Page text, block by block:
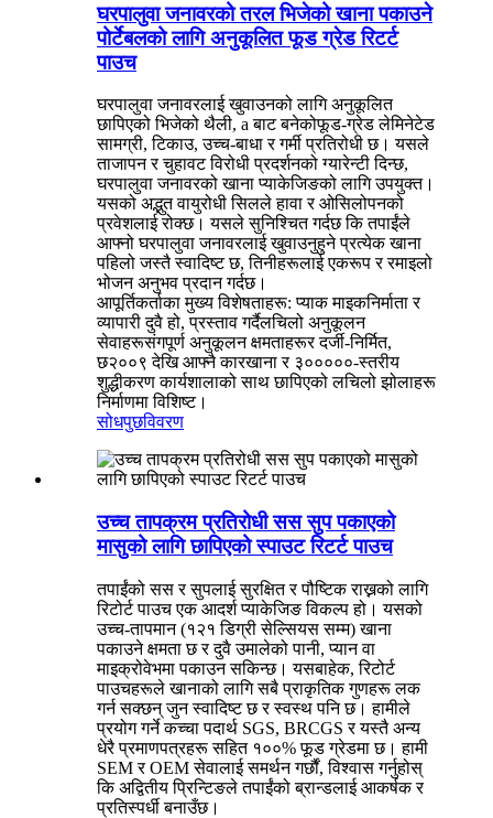
घरपालुवा जनावरको तरल भिजेको खाना पकाउने
पोर्टेबलको लागि अनुकूलित फूड ग्रेड रिटर्ट
पाउच
घरपालुवा जनावरलाई खुवाउनको लागि अनुकूलित
छापिएको भिजेको थैली, a बाट बनेकोफूड-ग्रेड लेमिनेटेड
सामग्री, टिकाउ, उच्च-बाधा र गर्मी प्रतिरोधी छ। यसले
ताजापन र चुहावट विरोधी प्रदर्शनको ग्यारेन्टी दिन्छ,
घरपालुवा जनावरको खाना प्याकेजिङको लागि उपयुक्त।
यसको अद्भुत वायुरोधी सिलले हावा र ओसिलोपनको
प्रवेशलाई रोक्छ। यसले सुनिश्चित गर्दछ कि तपाईंले
आफ्नो घरपालुवा जनावरलाई खुवाउनुहुने प्रत्येक खाना
पहिलो जस्तै स्वादिष्ट छ, तिनीहरूलाई एकरूप र रमाइलो
भोजन अनुभव प्रदान गर्दछ।
आपूर्तिकर्ताका मुख्य विशेषताहरू: प्याक माइकनिर्माता र
व्यापारी दुवै हो, प्रस्ताव गर्दैलचिलो अनुकूलन
सेवाहरूसंगपूर्ण अनुकूलन क्षमताहरूर दर्जी-निर्मित,
छ२००९ देखि आफ्नै कारखाना र ३०००००-स्तरीय
शुद्धीकरण कार्यशालाको साथ छापिएको लचिलो झोलाहरू
निर्माणमा विशिष्ट।
सोधपुछविवरण
उच्च तापक्रम प्रतिरोधी सस सुप पकाएको
मासुको लागि छापिएको स्पाउट रिटर्ट पाउच
तपाईंको सस र सुपलाई सुरक्षित र पौष्टिक राख्नको लागि
रिटोर्ट पाउच एक आदर्श प्याकेजिङ विकल्प हो। यसको
उच्च-तापमान (१२१ डिग्री सेल्सियस सम्म) खाना
पकाउने क्षमता छ र दुवै उमालेको पानी, प्यान वा
माइक्रोवेभमा पकाउन सकिन्छ। यसबाहेक, रिटोर्ट
पाउचहरूले खानाको लागि सबै प्राकृतिक गुणहरू लक
गर्न सक्छन् जुन स्वादिष्ट छ र स्वस्थ पनि छ। हामीले
प्रयोग गर्ने कच्चा पदार्थ SGS, BRCGS र यस्तै अन्य
धेरै प्रमाणपत्रहरू सहित १००% फूड ग्रेडमा छ। हामी
SEM र OEM सेवालाई समर्थन गर्छौं, विश्वास गर्नुहोस्
कि अद्वितीय प्रिन्टिङले तपाईंको ब्रान्डलाई आकर्षक र
प्रतिस्पर्धी बनाउँछ।